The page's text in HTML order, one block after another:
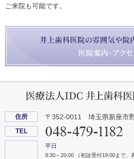
ご来院も可能です。
住所 〒352-0011 埼玉県新座市
TEL
平日
9:30～20:00 （初診受付19:00まで、